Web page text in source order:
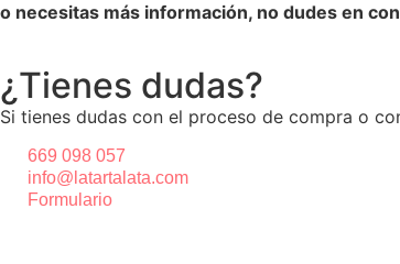
o necesitas más información, no dudes en
¿Tienes dudas?
Si tienes dudas con el proceso de compra o
669 098 057
info@latartalata.com
Formulario